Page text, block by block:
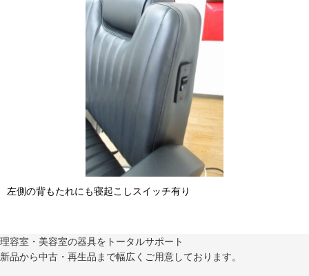
左側の背もたれにも寝起こしスイッチ有り
理容室・美容室の器具をトータルサポート
新品から中古・再生品まで幅広くご用意しております。